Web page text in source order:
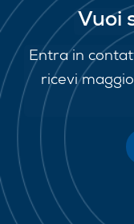
Vuoi
Entra in
ricevi